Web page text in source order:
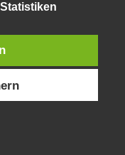
–
weitere Nutzung dieser
zu.
Statistiken